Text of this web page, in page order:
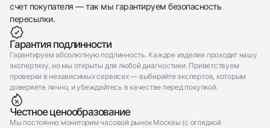
счет покупателя — так мы гарантируем безопасность
пересылки.
Гарантия подлинности
Гарантируем абсолютную подлинность. Каждое изделие проходит нашу
экспертизу, но мы открыты для любой диагностики. Приветствуем
проверки в независимых сервисах — выбирайте экспертов, которым
доверяете лично, и убеждайтесь в качестве перед покупкой.
Честное ценообразование
Мы постоянно мониторим часовой рынок Москвы (с оглядкой